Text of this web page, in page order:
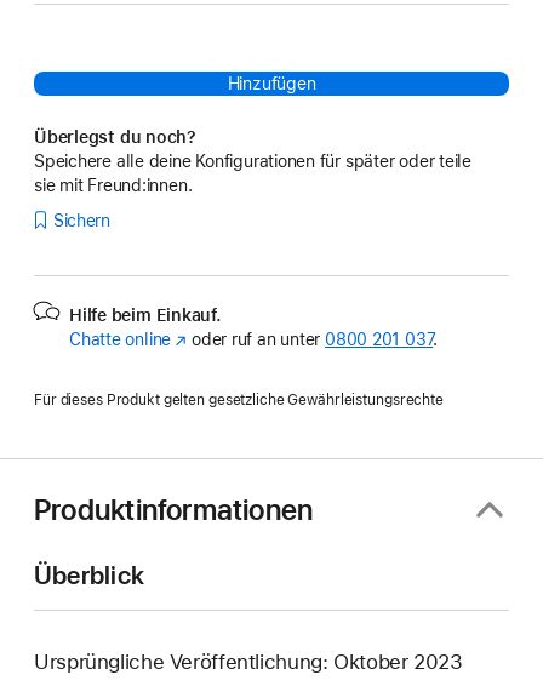
Hinzufügen
Überlegst du noch?
Speichere alle deine Konfigurationen für später oder teile
sie mit Freund:innen.
Sichern
Hilfe beim Einkauf.
Chatte online (Öffnet
Fenster)
oder ruf an unter 0800 201 037.
Für dieses Produkt gelten gesetzliche Gewährleistungsrechte
Produktinformationen
Überblick
Ursprüngliche Veröffentlichung: Oktober 2023